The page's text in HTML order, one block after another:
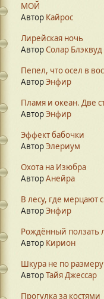
МОЙ
Автор Кайрос
Лирейская ночь
АвторСолар Блэквуд
Пепел, что осел в
АвторЭнфир
Пламя и океан. Две
АвторЭнфир
Эффект бабочки
АвторЭлериум
Охота на Изюбра
АвторАнейра
В лесу, где мерцают
АвторЭнфир
Рождённый ползать
Автор Кирион
Шкура не по размеру
АвторТайя Джессар
Прогулка за костями